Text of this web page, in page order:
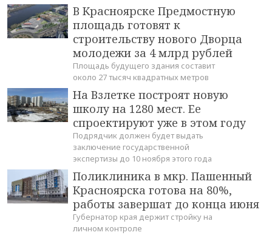
В Красноярске Предмостную
площадь готовят к
строительству нового Дворца
молодежи за 4 млрд рублей
Площадь будущего здания составит
около 27 тысяч квадратных метров
На Взлетке построят новую
школу на 1280 мест. Ее
спроектируют уже в этом году
Подрядчик должен будет выдать
заключение государственной
экспертизы до 10 ноября этого года
Поликлиника в мкр. Пашенный
Красноярска готова на 80%,
работы завершат до конца июня
Губернатор края держит стройку на
личном контроле